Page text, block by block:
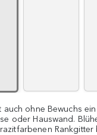
auch ohne Bewuchs
oder Hauswand.